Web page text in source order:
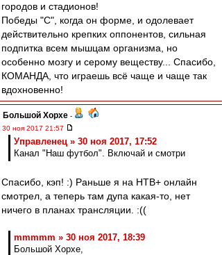
городов и стадионов!
Победы "С", когда он форме, и одолевает
действительно крепких оппонентов, сильная
подпитка всем мышцам организма, но
особенно мозгу и серому веществу... Спасибо,
КОМАНДА, что играешь всё чаще и чаще так
вдохновенно!
Большой Хорхе -
30 ноя 2017 21:57
Управленец » 30 ноя 2017, 17:52
Канал "Наш футбол". Включай и смотри
Спасибо, кэп! :) Раньше я на НТВ+ онлайн
смотрел, а теперь там дупа какая-то, нет
ничего в планах трансляции. :((
mmmmm » 30 ноя 2017, 18:39
Большой Хорхе,